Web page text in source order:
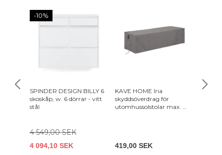
-10%
SPINDER DESIGN BILLY 6
skoskåp, w. 6 dörrar - vitt
stål
4 549,00 SEK
4 094,10 SEK
KAVE HOME Iria
skyddsöverdrag för
utomhussolstolar max. 75
419,00 SEK